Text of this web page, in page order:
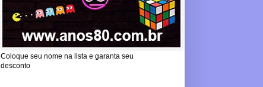
Coloque seu nome na lista e garanta seu
desconto